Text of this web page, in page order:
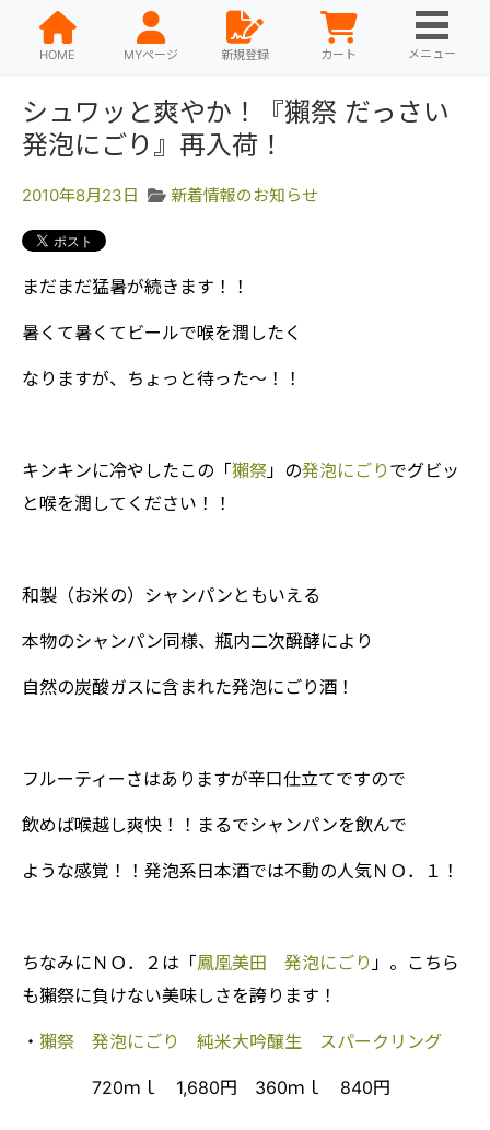
HOME MYページ 新規登録 カート メニュー
シュワッと爽やか！『獺祭 だっさい
発泡にごり』再入荷！
2010年8月23日 新着情報のお知らせ
まだまだ猛暑が続きます！！
暑くて暑くてビールで喉を潤したく
なりますが、ちょっと待った～！！
キンキンに冷やしたこの「獺祭」の発泡にごり でグビッ
と喉を潤してください！！
和製（お米の）シャンパンともいえる
本物のシャンパン同様、瓶内二次醗酵により
自然の炭酸ガスに含まれた発泡にごり酒！
フルーティーさはありますが辛口仕立てですので
飲めば喉越し爽快！！まるでシャンパンを飲んで
ような感覚！！発泡系日本酒では不動の人気ＮＯ．１！
ちなみにＮＯ．２は「鳳凰美田 発泡にごり」。こちら
も獺祭に負けない美味しさを誇ります！
・ 獺祭 発泡にごり 純米大吟醸生 スパークリング
720ｍｌ 1,680円 360ｍｌ 840円